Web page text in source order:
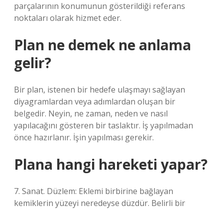
parçalarının konumunun gösterildiği referans
noktaları olarak hizmet eder.
Plan ne demek ne anlama
gelir?
Bir plan, istenen bir hedefe ulaşmayı sağlayan
diyagramlardan veya adımlardan oluşan bir
belgedir. Neyin, ne zaman, neden ve nasıl
yapılacağını gösteren bir taslaktır. İş yapılmadan
önce hazırlanır. İşin yapılması gerekir.
Plana hangi hareketi yapar?
7. Sanat. Düzlem: Eklemi birbirine bağlayan
kemiklerin yüzeyi neredeyse düzdür. Belirli bir